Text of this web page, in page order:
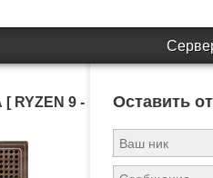
RYZEN 9 -
Оставить